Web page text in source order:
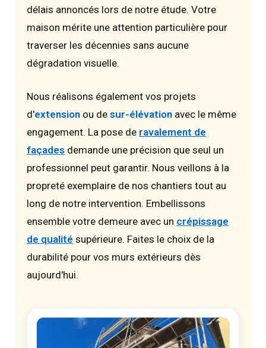
délais annoncés lors de notre étude. Votre
maison mérite une attention particulière pour
traverser les décennies sans aucune
dégradation visuelle.
Nous réalisons également vos projets
d'extension ou de sur-élévation avec le même
engagement. La pose de ravalement de
façades demande une précision que seul un
professionnel peut garantir. Nous veillons à la
propreté exemplaire de nos chantiers tout au
long de notre intervention. Embellissons
ensemble votre demeure avec un crépissage
de qualité supérieure. Faites le choix de la
durabilité pour vos murs extérieurs dès
aujourd'hui.